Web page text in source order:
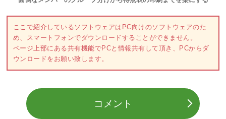
ここで紹介しているソフトウェアはPC向けのソフトウェアのた
め、スマートフォンでダウンロードすることができません。
ページ上部にある共有機能でPCと情報共有して頂き、PCからダ
ウンロードをお願い致します。
コメント